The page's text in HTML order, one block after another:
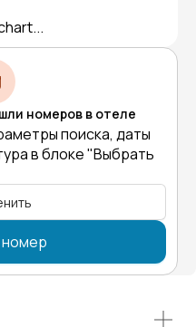
номеров в отеле
поиска, даты
в блоке "Выбрать